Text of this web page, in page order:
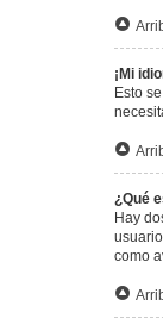
¡Mi
Esto
¿Qué
Hay
como